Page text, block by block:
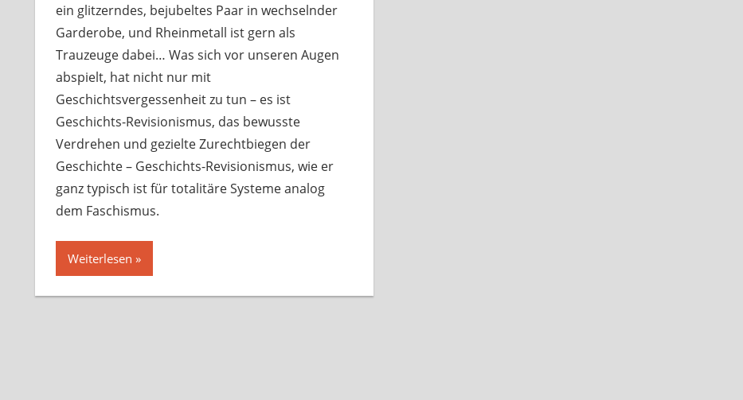
ein glitzerndes, bejubeltes Paar in wechselnder
Garderobe, und Rheinmetall ist gern als
Trauzeuge dabei… Was sich vor unseren Augen
abspielt, hat nicht nur mit
Geschichtsvergessenheit zu tun – es ist
Geschichts-Revisionismus, das bewusste
Verdrehen und gezielte Zurechtbiegen der
Geschichte – Geschichts-Revisionismus, wie er
ganz typisch ist für totalitäre Systeme analog
dem Faschismus.
Weiterlesen